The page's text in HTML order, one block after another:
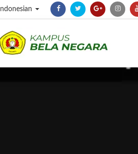
Indonesian